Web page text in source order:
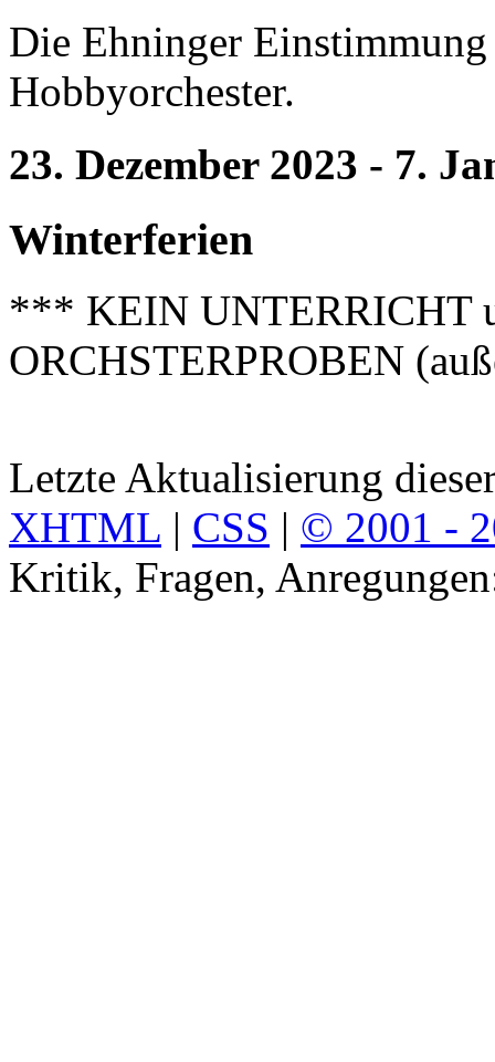
Die Ehninger
Hobbyorchester.
23. Dezember 2023 - 7.
Winterferien
*** KEIN UNTERRICHT
ORCHSTERPROBEN
Letzte Aktualisierung
XHTML | CSS | © 2001 -
Kritik, Fragen,